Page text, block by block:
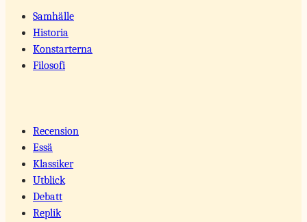
Samhälle
Historia
Konstarterna
Filosofi
Recension
Essä
Klassiker
Utblick
Debatt
Replik